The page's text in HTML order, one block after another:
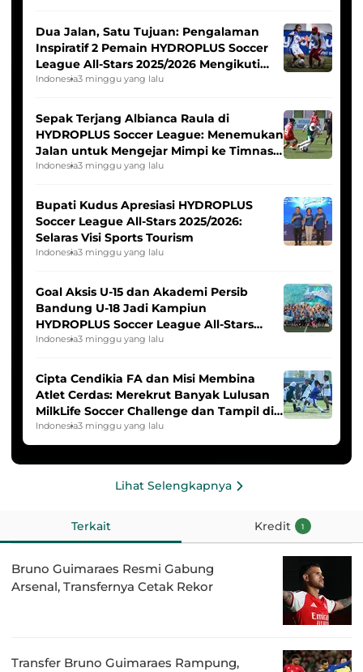
Dua Jalan, Satu Tujuan: Pengalaman
Inspiratif 2 Pemain HYDROPLUS Soccer
League All-Stars 2025/2026 Mengikuti
Seleksi Timnas Indonesia Putri
Indonesia3 minggu yang lalu
Sepak Terjang Albianca Raula di
HYDROPLUS Soccer League: Menemukan
Jalan untuk Mengejar Mimpi ke Timnas
Indonesia Putri
Indonesia3 minggu yang lalu
Bupati Kudus Apresiasi HYDROPLUS
Soccer League All-Stars 2025/2026:
Selaras Visi Sports Tourism
Indonesia3 minggu yang lalu
Goal Aksis U-15 dan Akademi Persib
Bandung U-18 Jadi Kampiun
HYDROPLUS Soccer League All-Stars
2025/2026
Indonesia3 minggu yang lalu
Cipta Cendikia FA dan Misi Membina
Atlet Cerdas: Merekrut Banyak Lulusan
MilkLife Soccer Challenge dan Tampil di
HYDROPLUS Soccer League
Indonesia3 minggu yang lalu
Lihat Selengkapnya
Terkait Kredit 1
Bruno Guimaraes Resmi Gabung
Arsenal, Transfernya Cetak Rekor
Transfer Bruno Guimaraes Rampung,